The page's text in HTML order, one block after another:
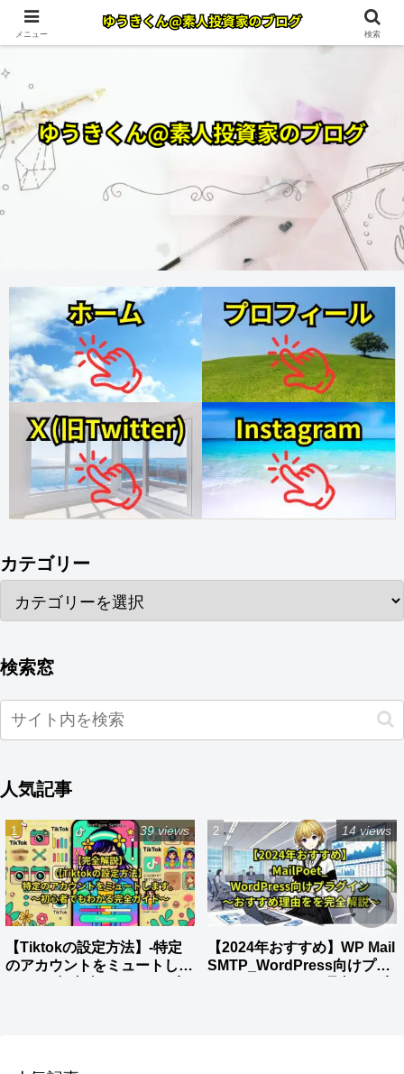
カテゴリー
検索窓
人気記事
【Tiktokの設定方法】-特定
のアカウントをミュートしま
39 views
【2024年おすすめ】WP Mail
SMTP_WordPress向けプラ
14 views
メニュー 検索